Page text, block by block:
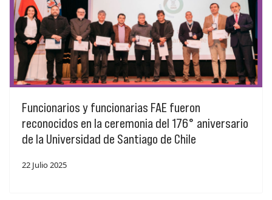
Funcionarios y funcionarias FAE fueron
reconocidos en la ceremonia del 176° aniversario
de la Universidad de Santiago de Chile
22 Julio 2025